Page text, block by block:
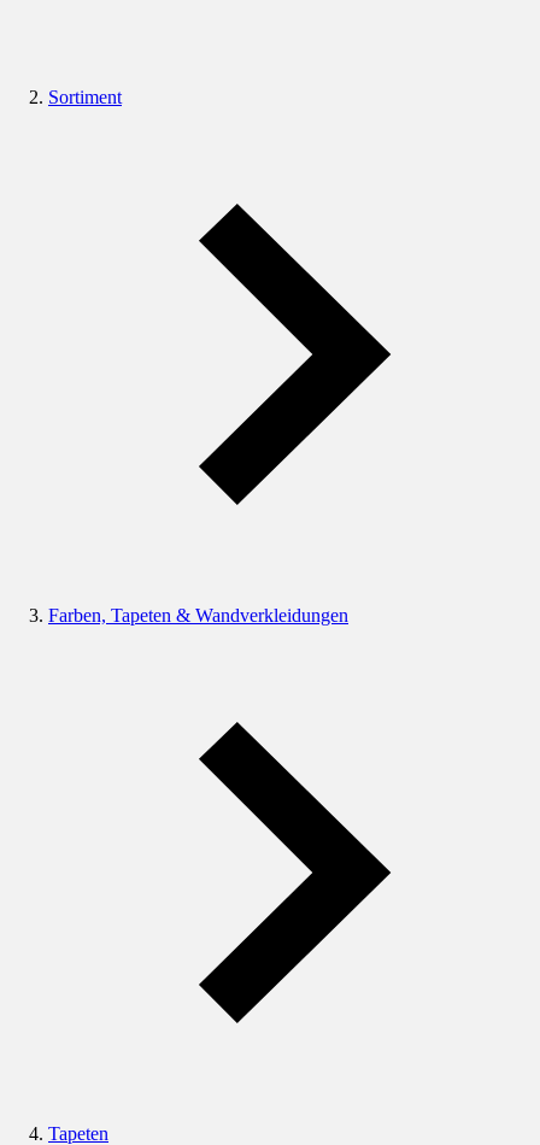
Sortiment
Farben, Tapeten & Wandverkleidungen
Tapeten